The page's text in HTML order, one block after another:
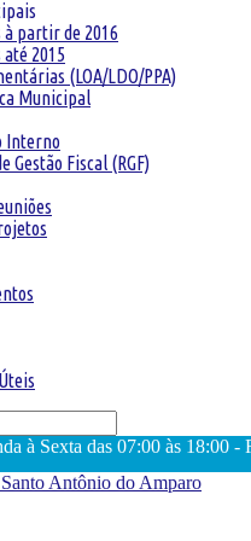
à partir de 2016
até 2015
(LOA/LDO/PPA)
Municipal
Interno
Gestão Fiscal (RGF)
à Sexta das 07:00 às 18:00 -
Antônio do Amparo